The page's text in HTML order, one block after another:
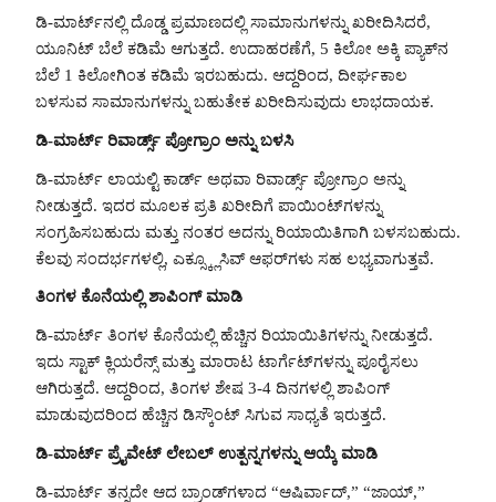
ಡಿ-ಮಾರ್ಟ್‌ನಲ್ಲಿ ದೊಡ್ಡ ಪ್ರಮಾಣದಲ್ಲಿ ಸಾಮಾನುಗಳನ್ನು ಖರೀದಿಸಿದರೆ,
ಯೂನಿಟ್ ಬೆಲೆ ಕಡಿಮೆ ಆಗುತ್ತದೆ. ಉದಾಹರಣೆಗೆ, 5 ಕಿಲೋ ಅಕ್ಕಿ ಪ್ಯಾಕ್‌ನ
ಬೆಲೆ 1 ಕಿಲೋಗಿಂತ ಕಡಿಮೆ ಇರಬಹುದು. ಆದ್ದರಿಂದ, ದೀರ್ಘಕಾಲ
ಬಳಸುವ ಸಾಮಾನುಗಳನ್ನು ಬಹುತೇಕ ಖರೀದಿಸುವುದು ಲಾಭದಾಯಕ.
ಡಿ-ಮಾರ್ಟ್ ರಿವಾರ್ಡ್ಸ್ ಪ್ರೋಗ್ರಾಂ ಅನ್ನು ಬಳಸಿ
ಡಿ-ಮಾರ್ಟ್ ಲಾಯಲ್ಟಿ ಕಾರ್ಡ್ ಅಥವಾ ರಿವಾರ್ಡ್ಸ್ ಪ್ರೋಗ್ರಾಂ ಅನ್ನು
ನೀಡುತ್ತದೆ. ಇದರ ಮೂಲಕ ಪ್ರತಿ ಖರೀದಿಗೆ ಪಾಯಿಂಟ್‌ಗಳನ್ನು
ಸಂಗ್ರಹಿಸಬಹುದು ಮತ್ತು ನಂತರ ಅದನ್ನು ರಿಯಾಯಿತಿಗಾಗಿ ಬಳಸಬಹುದು.
ಕೆಲವು ಸಂದರ್ಭಗಳಲ್ಲಿ, ಎಕ್ಸ್ಕ್ಲೂಸಿವ್ ಆಫರ್‌ಗಳು ಸಹ ಲಭ್ಯವಾಗುತ್ತವೆ.
ತಿಂಗಳ ಕೊನೆಯಲ್ಲಿ ಶಾಪಿಂಗ್ ಮಾಡಿ
ಡಿ-ಮಾರ್ಟ್ ತಿಂಗಳ ಕೊನೆಯಲ್ಲಿ ಹೆಚ್ಚಿನ ರಿಯಾಯಿತಿಗಳನ್ನು ನೀಡುತ್ತದೆ.
ಇದು ಸ್ಟಾಕ್ ಕ್ಲಿಯರೆನ್ಸ್ ಮತ್ತು ಮಾರಾಟ ಟಾರ್ಗೆಟ್‌ಗಳನ್ನು ಪೂರೈಸಲು
ಆಗಿರುತ್ತದೆ. ಆದ್ದರಿಂದ, ತಿಂಗಳ ಶೇಷ 3-4 ದಿನಗಳಲ್ಲಿ ಶಾಪಿಂಗ್
ಮಾಡುವುದರಿಂದ ಹೆಚ್ಚಿನ ಡಿಸ್ಕೌಂಟ್ ಸಿಗುವ ಸಾಧ್ಯತೆ ಇರುತ್ತದೆ.
ಡಿ-ಮಾರ್ಟ್ ಪ್ರೈವೇಟ್ ಲೇಬಲ್ ಉತ್ಪನ್ನಗಳನ್ನು ಆಯ್ಕೆ ಮಾಡಿ
ಡಿ-ಮಾರ್ಟ್ ತನ್ನದೇ ಆದ ಬ್ರಾಂಡ್‌ಗಳಾದ “ಆಷಿರ್ವಾದ್,” “ಜಾಯ್,”